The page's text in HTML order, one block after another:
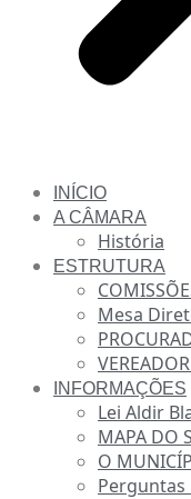
INÍCIO
A CÂMARA
História
ESTRUTURA
Mesa
INFORMAÇÕES
Lei Aldir
MAPA DO
O
Perguntas